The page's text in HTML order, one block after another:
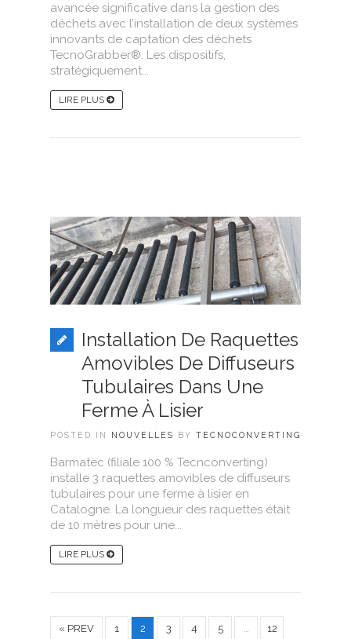
avancée significative dans la gestion des
déchets avec l’installation de deux systèmes
innovants de captation des déchets
TecnoGrabber®. Les dispositifs,
stratégiquement...
LIRE PLUS
Installation De Raquettes
Amovibles De Diffuseurs
Tubulaires Dans Une
Ferme À Lisier
POSTED IN NOUVELLES BY TECNOCONVERTING
Barmatec (filiale 100 % Tecnconverting)
installe 3 raquettes amovibles de diffuseurs
tubulaires pour une ferme à lisier en
Catalogne. La longueur des raquettes était
de 10 mètres pour une...
LIRE PLUS
« PREV 1 2 3 4 5 …
12